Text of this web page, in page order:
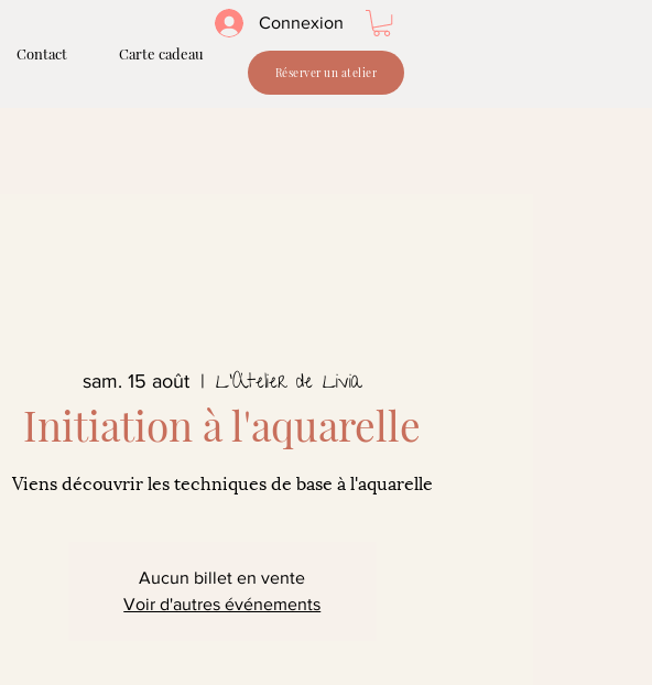
Connexion
Contact Carte cadeau
Réserver un atelier
sam. 15 août
  |
L'Atelier de Livia
Initiation à l'aquarelle
Viens découvrir les techniques de base à l'aquarelle
Aucun billet en vente
Voir d'autres événements